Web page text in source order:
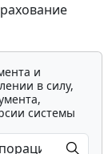
и
в силу,
системы